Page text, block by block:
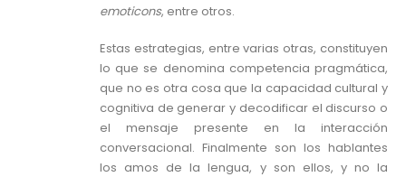
emoticons, entre otros.
Estas estrategias, entre varias otras, constituyen
lo que se denomina competencia pragmática,
que no es otra cosa que la capacidad cultural y
cognitiva de generar y decodificar el discurso o
el mensaje presente en la interacción
conversacional. Finalmente son los hablantes
los amos de la lengua, y son ellos, y no la